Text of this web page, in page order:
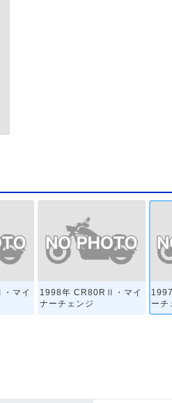
マイ
1998年 CR80RⅡ・マイ
ナーチェンジ
ーチ